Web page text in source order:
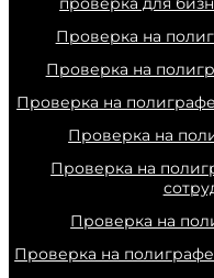
Проверка на
Проверка на
Проверка на
Проверка на
Проверка на
Проверка на
Проверка на